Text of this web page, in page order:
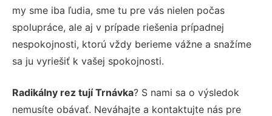
my sme iba ľudia, sme tu pre vás nielen počas
spolupráce, ale aj v prípade riešenia prípadnej
nespokojnosti, ktorú vždy berieme vážne a snažíme
sa ju vyriešiť k vašej spokojnosti.
Radikálny rez tují Trnávka? S nami sa o výsledok
nemusíte obávať. Neváhajte a kontaktujte nás pre